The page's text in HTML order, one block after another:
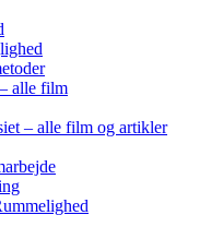
alle film
– alle film og artikler